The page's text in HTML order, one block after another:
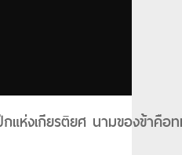
ห่งเกียรติยศ นามของข้าคือ